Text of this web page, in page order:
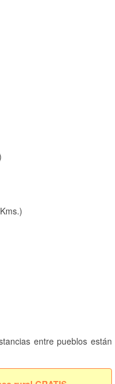
entre pueblos están